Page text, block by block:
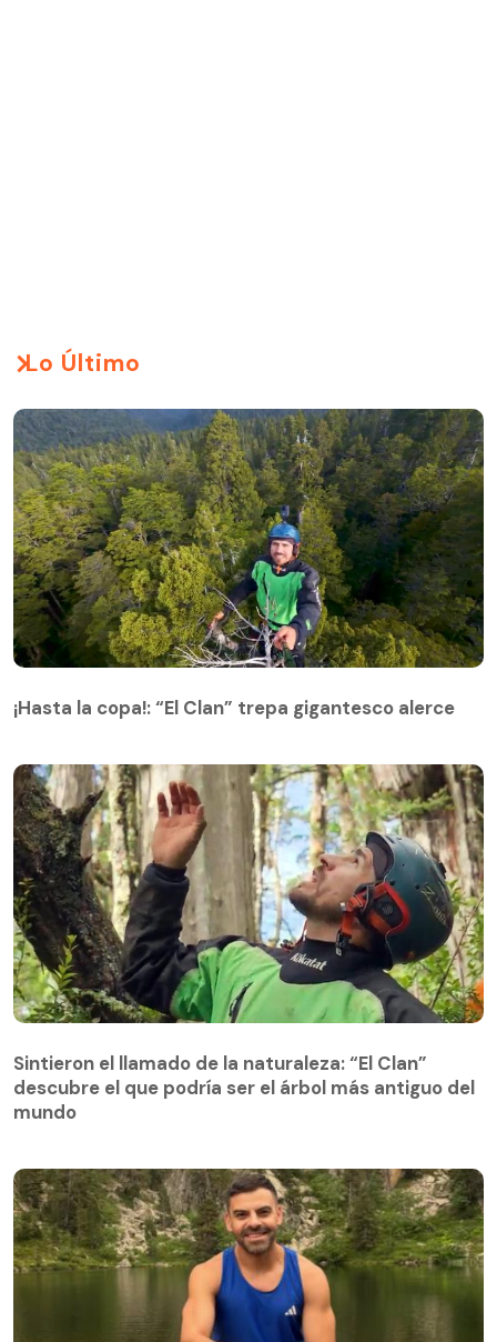
Lo Último
¡Hasta la copa!: “El Clan” trepa gigantesco alerce
descubre el que podría ser el árbol más antiguo del
mundo
Sintieron el llamado de la naturaleza: “El Clan”
descubre el que podría ser el árbol más antiguo del
mundo